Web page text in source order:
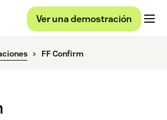
Ver una demostración
FF Confirm